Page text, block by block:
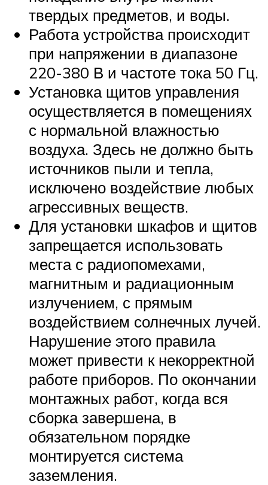
твердых предметов, и воды.
Работа устройства происходит
при напряжении в диапазоне
220-380 В и частоте тока 50 Гц.
Установка щитов управления
осуществляется в помещениях
с нормальной влажностью
воздуха. Здесь не должно быть
источников пыли и тепла,
исключено воздействие любых
агрессивных веществ.
Для установки шкафов и щитов
запрещается использовать
места с радиопомехами,
магнитным и радиационным
излучением, с прямым
воздействием солнечных лучей.
Нарушение этого правила
может привести к некорректной
работе приборов. По окончании
монтажных работ, когда вся
сборка завершена, в
обязательном порядке
монтируется система
заземления.